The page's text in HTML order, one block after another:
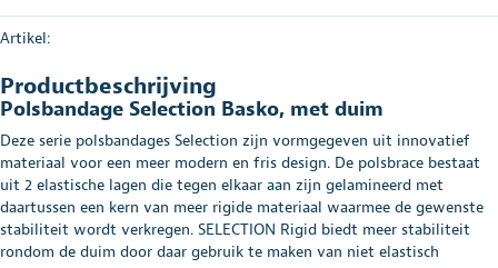
Artikel:
Productbeschrijving
Polsbandage Selection Basko, met duim
Deze serie polsbandages Selection zijn vormgegeven uit innovatief
materiaal voor een meer modern en fris design. De polsbrace bestaat
uit 2 elastische lagen die tegen elkaar aan zijn gelamineerd met
daartussen een kern van meer rigide materiaal waarmee de gewenste
stabiliteit wordt verkregen. SELECTION Rigid biedt meer stabiliteit
rondom de duim door daar gebruik te maken van niet elastisch